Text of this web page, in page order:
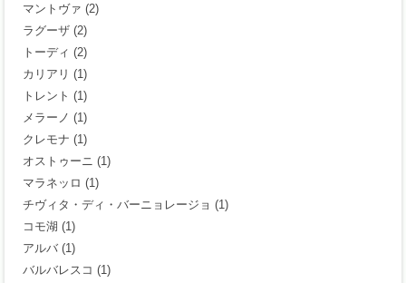
マントヴァ (2)
ラグーザ (2)
トーディ (2)
カリアリ (1)
トレント (1)
メラーノ (1)
クレモナ (1)
オストゥーニ (1)
マラネッロ (1)
チヴィタ・ディ・バーニョレージョ (1)
コモ湖 (1)
アルバ (1)
バルバレスコ (1)